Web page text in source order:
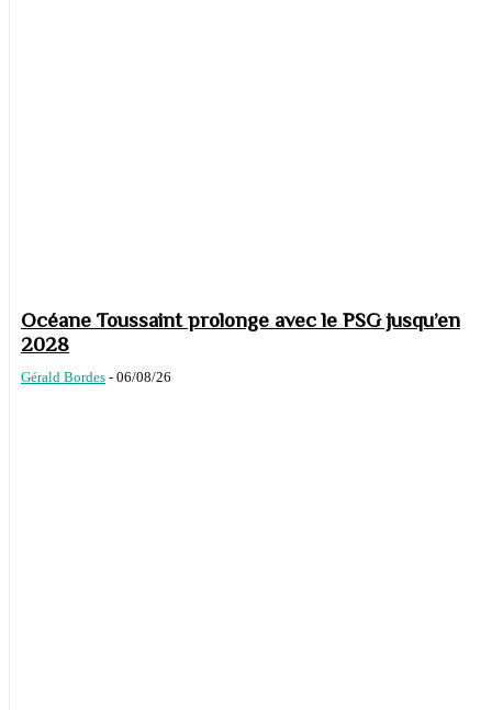
Océane Toussaint prolonge avec le PSG jusqu’en
2028
Gérald Bordes - 06/08/26